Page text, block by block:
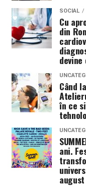
SOCIAL
Cu
din
Când
în ce
ani.
august